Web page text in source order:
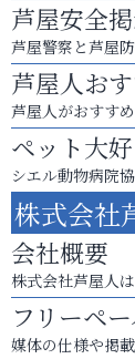
芦屋安全
芦屋警察と芦屋
芦屋人お
芦屋人がおすす
ペット大
シエル動物病院
株式会社
会社概要
株式会社芦屋人
フリーペ
媒体の仕様や掲